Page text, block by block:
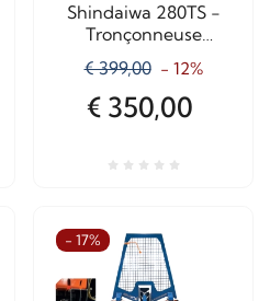
Shindaiwa 280TS -
Tronçonneuse
d'élagage à essence -
Lame de 25 cm
€ 399,00 - 12%
€ 350,00
- 17%